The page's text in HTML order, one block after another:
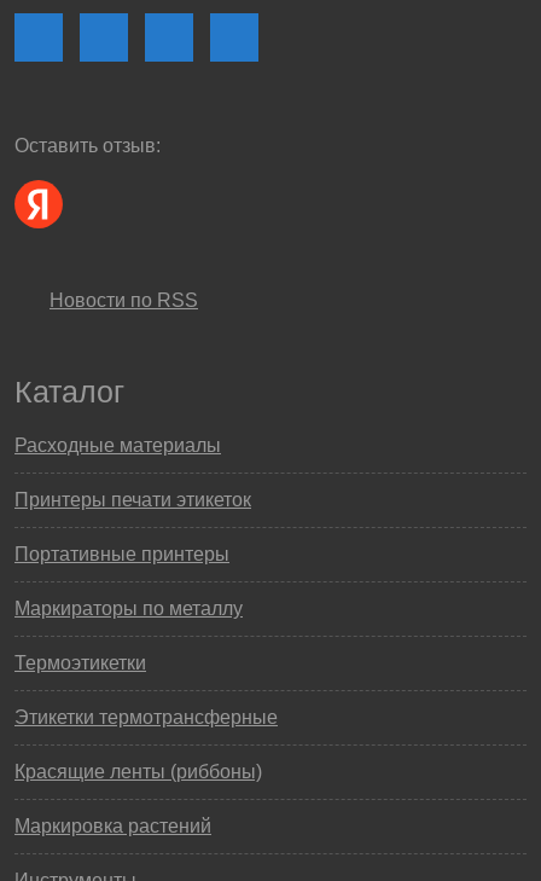
Оставить отзыв:
Новости по RSS
Каталог
Расходные материалы
Принтеры печати этикеток
Портативные принтеры
Маркираторы по металлу
Термоэтикетки
Этикетки термотрансферные
Красящие ленты (риббоны)
Маркировка растений